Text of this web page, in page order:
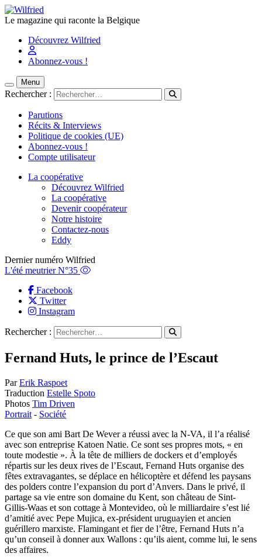
Le magazine qui raconte la Belgique
Découvrez Wilfried
Abonnez-vous !
Menu
Rechercher :
Parutions
Récits & Interviews
Politique de cookies (UE)
Abonnez-vous !
Compte utilisateur
La coopérative
Découvrez Wilfried
La coopérative
Devenir coopérateur
Notre histoire
Contactez-nous
Eddy
Dernier numéro Wilfried
L'été meutrier N°35
Facebook
Twitter
Instagram
Rechercher :
Fernand Huts, le prince de l’Escaut
Par Erik Raspoet
Traduction Estelle Spoto
Photos Tim Driven
Portrait - Société
Ce que son ami Bart De Wever a réussi avec la N-VA, il l’a réalisé
avec son entreprise Katoen Natie. Ce sont ses propres mots, « en
toute modestie ». À la tête de milliers de dockers et d’employés
répartis sur les deux rives de l’Escaut, Fernand Huts organise des
fêtes extravagantes, se déplace en hélicoptère et défend les paysans
des polders contre l’expansion du port d’Anvers. Dans le privé, il
partage sa vie entre son domaine du Kent, son château de Sint-
Gillis-Waas et son cottage à Montevideo, où le milliardaire s’est lié
d’amitié avec Pepe Mujica, ex-président uruguayien et ancien
guérillero marxiste. Flamingant et fier de l’être, Fernand Huts n’a
qu’un conseil à donner aux Wallons : qu’ils aient, comme lui, le sens
des affaires.